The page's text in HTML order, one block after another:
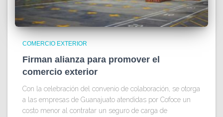
COMERCIO EXTERIOR
Firman alianza para promover el
comercio exterior
Con la celebración del convenio de colaboración, se otorga
a las empresas de Guanajuato atendidas por Cofoce un
costo menor al contratar un seguro de carga de